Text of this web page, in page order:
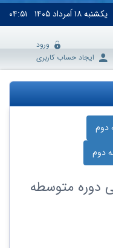
یکشنبه۱۸ اَمرداد ۱۴۰۵ ۰۴:۵۱
ورود
ایجاد حساب کاربری
دوم
دوم
دوره‌ متوسطه